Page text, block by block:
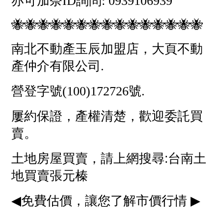
屋齡
5-10 年
20-30 年 30-40 年
40 年以上
售價